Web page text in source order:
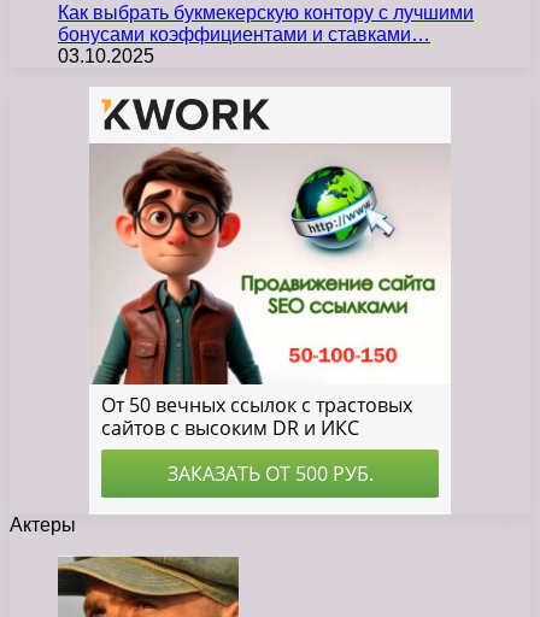
Как выбрать букмекерскую контору с лучшими
бонусами коэффициентами и ставками…
03.10.2025
Актеры